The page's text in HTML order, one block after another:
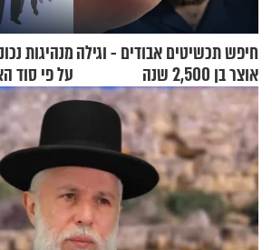
חיפש תכשיטים אבודים - וגילה
אוצר בן 2,500 שנה
מנהיגות
על פי סוד
כהן